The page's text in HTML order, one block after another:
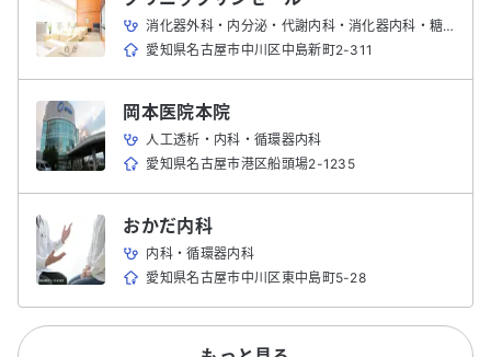
消化器外科・内分泌・代謝内科・消化器内科・糖尿病内分泌科・整形外科・内科・外科
愛知県名古屋市中川区中島新町2-311
岡本医院本院
人工透析・内科・循環器内科
愛知県名古屋市港区船頭場2-1235
おかだ内科
内科・循環器内科
愛知県名古屋市中川区東中島町5-28